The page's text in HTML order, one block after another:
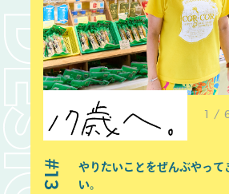
1 /
09
チャンスがあればチャレンジ
後悔はしない。
13
やりたいことをぜんぶやって
い。
14
人生の的を早く決めること！
目標設定を早くできれば、選
12
「自分のやりたいことに日々
ば、どこかにたどりつく」
11
行動することで人生が変わる
自分の人生は自分が決める。
10
後悔だけはしない。こうして
よかったという気持ちは捨て
09
チャンスがあればチャレンジ
後悔はしない。
13
やりたいことをぜんぶやって
い。